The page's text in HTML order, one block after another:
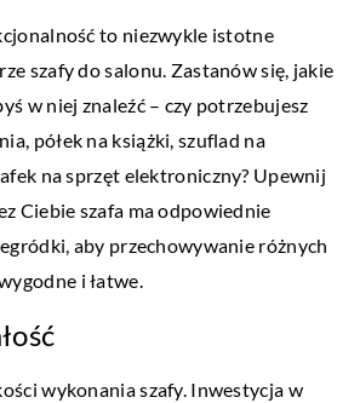
to niezwykle istotne
szafy do salonu. Zastanów się, jakie
w niej znaleźć – czy potrzebujesz
półek na książki, szuflad na
na sprzęt elektroniczny? Upewnij
Ciebie szafa ma odpowiednie
aby przechowywanie różnych
i łatwe.
wykonania szafy. Inwestycja w